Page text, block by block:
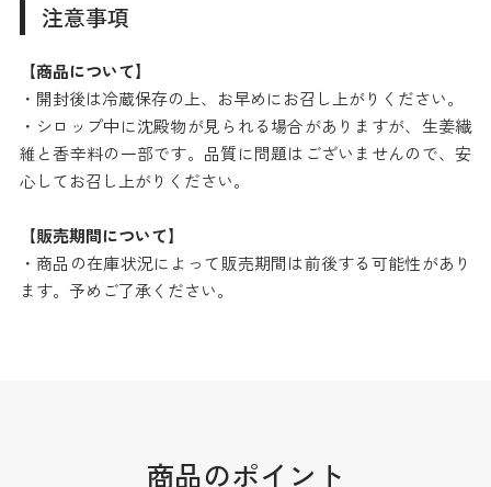
注意事項
【商品について】
・開封後は冷蔵保存の上、お早めにお召し上がりください。
・シロップ中に沈殿物が見られる場合がありますが、生姜繊
維と香辛料の一部です。品質に問題はございませんので、安
心してお召し上がりください。
【販売期間について】
・商品の在庫状況によって販売期間は前後する可能性があり
ます。予めご了承ください。
商品のポイント